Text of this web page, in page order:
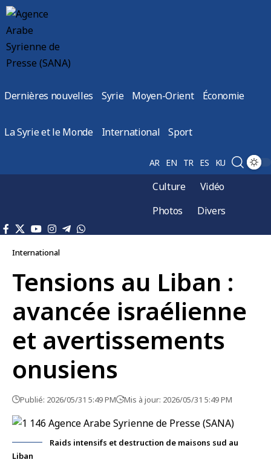
Dernières nouvelles Syrie Moyen-Orient Économie
La Syrie et le Monde International Sport
AR EN TR ES KU
Culture
Vidéo
Photos
Divers
International
Tensions au Liban :
avancée israélienne
et avertissements
onusiens
Publié: 2026/05/31 5:49 PM Mis à jour: 2026/05/31 5:49 PM
Raids intensifs et destruction de maisons sud au
Liban